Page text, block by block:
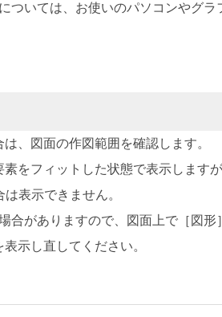
ついては、お使いのパソコンやグラ
、図面の作図範囲を確認します。
をフィットした状態で表示します
表示できません。
合がありますので、図面上で［図形
示し直してください。